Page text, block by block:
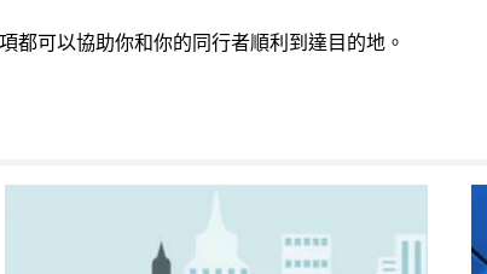
都可以協助你和你的同行者順利到達目的地。